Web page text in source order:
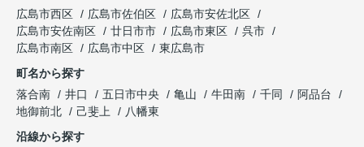
広島市西区
広島市佐伯区
広島市安佐北区
広島市安佐南区
廿日市市 広島市東区
呉市
広島市南区
広島市中区
東広島市
町名から探す
落合南
井口 五日市中央 亀山 牛田南 千同
阿品台
地御前北
己斐上
八幡東
沿線から探す